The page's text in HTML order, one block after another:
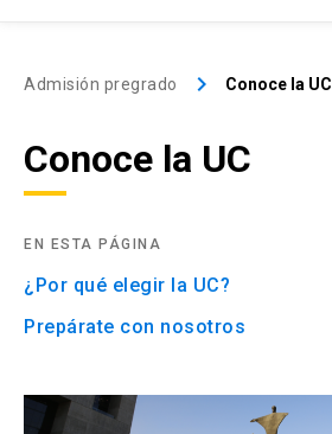
Vías de Admisión
Conoce la UC
Financiamiento y Matrícula
Admisión pregrado keyboard_arrow_right Conoce la UC
Conoce la UC
EN ESTA PÁGINA
¿Por qué elegir la UC?
Prepárate con nosotros